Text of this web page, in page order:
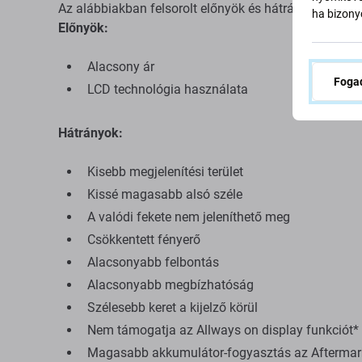
Az alábbiakban felsorolt ​​előnyök és hátrányok az
Előnyök:
Alacsony ár
LCD technológia használata
Hátrányok:
Kisebb megjelenítési terület
Kissé magasabb alsó széle
A valódi fekete nem jeleníthető meg
Csökkentett fényerő
Alacsonyabb felbontás
Alacsonyabb megbízhatóság
Szélesebb keret a kijelző körül
Nem támogatja az Allways on display funkciót*
Magasabb akkumulátor-fogyasztás az
ha